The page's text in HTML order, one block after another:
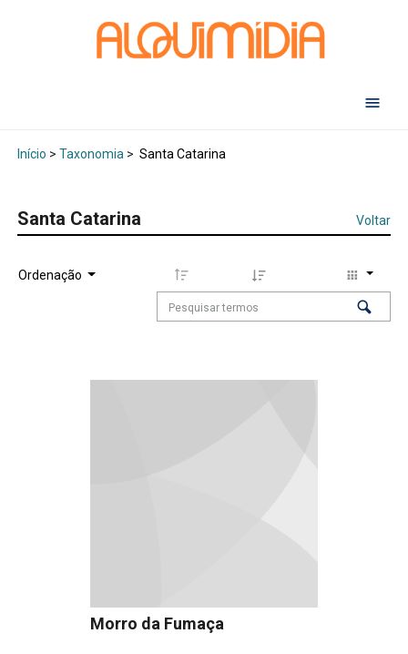
Início > Taxonomia> Santa Catarina
Santa Catarina Voltar
Ordenação
Morro da Fumaça